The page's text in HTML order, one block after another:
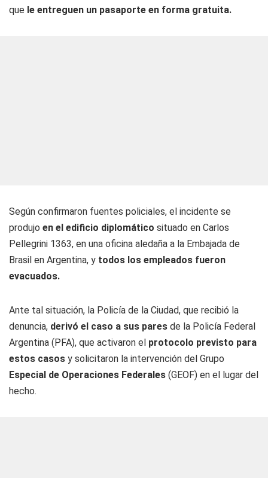
que le entreguen un pasaporte en forma gratuita.
Según confirmaron fuentes policiales, el incidente se
produjo en el edificio diplomático situado en Carlos
Pellegrini 1363, en una oficina aledaña a la Embajada de
Brasil en Argentina, y todos los empleados fueron
evacuados.
Ante tal situación, la Policía de la Ciudad, que recibió la
denuncia, derivó el caso a sus pares de la Policía Federal
Argentina (PFA), que activaron el protocolo previsto para
estos casos y solicitaron la intervención del Grupo
Especial de Operaciones Federales (GEOF) en el lugar del
hecho.